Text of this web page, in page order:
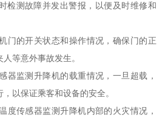
检测故障并发出警报，以便及时维修和
门的开关状态和操作情况，确保门的正
等意外事故发生。
器监测升降机的载重情况，一旦超载，
以保证乘客和设备的安全。
度传感器监测升降机内部的火灾情况，